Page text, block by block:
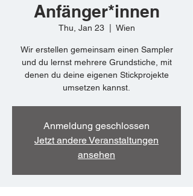
Anfänger*innen
Thu, Jan 23
  |
Wien
Wir erstellen gemeinsam einen Sampler
und du lernst mehrere Grundstiche, mit
denen du deine eigenen Stickprojekte
umsetzen kannst.
Anmeldung geschlossen
Jetzt andere Veranstaltungen
ansehen